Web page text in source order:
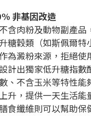
非基因改造
含肉粉及動物副產品
糖穀類（如斯佩爾特
為澱粉來源，拒絕使
計出獨家低升糖指數
、不含玉米等特性能
升，提供一天生活能
食纖維則可以幫助保